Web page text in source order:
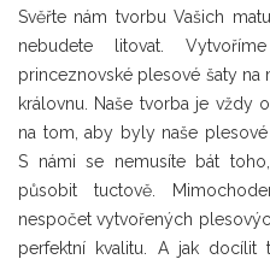
Svěřte nám tvorbu Vašich
nebudete litovat.
princeznovské plesové šaty na
královnu. Naše tvorba je vždy
na tom, aby byly naše
S námi se nemusíte bát
působit tuctově.
nespočet vytvořených
perfektní kvalitu. A jak docílit